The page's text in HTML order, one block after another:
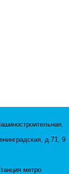
д.71, 9
метро